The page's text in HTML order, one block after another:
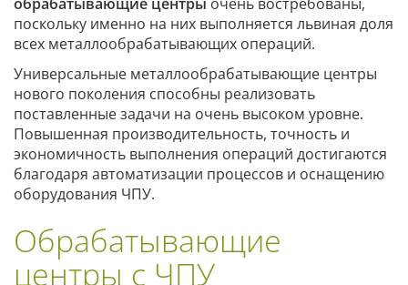
поскольку именно на них выполняется львиная доля
всех металлообрабатывающих операций.
Универсальные металлообрабатывающие центры
нового поколения способны реализовать
поставленные задачи на очень высоком уровне.
Повышенная производительность, точность и
экономичность выполнения операций достигаются
благодаря автоматизации процессов и оснащению
оборудования ЧПУ.
Обрабатывающие
центры с ЧПУ